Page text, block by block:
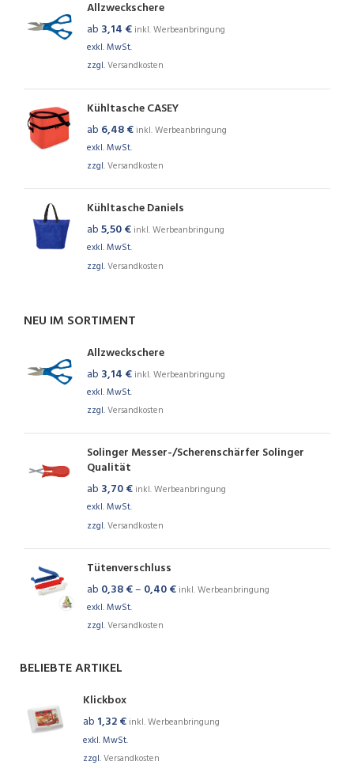
Allzweckschere
ab 3,14 € inkl. Werbeanbringung
exkl. MwSt.
zzgl.Versandkosten
Kühltasche CASEY
ab 6,48€ inkl. Werbeanbringung
exkl. MwSt.
zzgl.Versandkosten
Kühltasche Daniels
ab5,50€ inkl. Werbeanbringung
exkl. MwSt.
zzgl.Versandkosten
NEU IM SORTIMENT
Allzweckschere
ab 3,14 € inkl. Werbeanbringung
exkl. MwSt.
zzgl.Versandkosten
Solinger Messer-/Scherenschärfer Solinger
Qualität
ab 3,70€ inkl. Werbeanbringung
exkl. MwSt.
zzgl.Versandkosten
Tütenverschluss
ab 0,38€– 0,40€ inkl. Werbeanbringung
exkl. MwSt.
zzgl.Versandkosten
BELIEBTE ARTIKEL
Klickbox
ab 1,32€ inkl. Werbeanbringung
exkl. MwSt.
zzgl.Versandkosten